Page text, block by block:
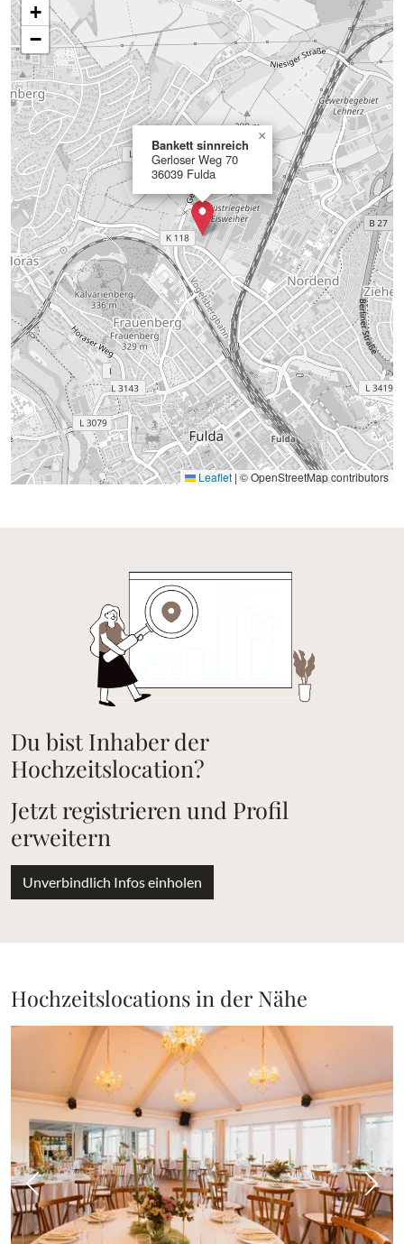
Bankett sinnreich
Gerloser Weg 70
36039 Fulda
×
+
−
Leaflet | © OpenStreetMap contributors
Du bist Inhaber der
Hochzeitslocation?
Jetzt registrieren und Profil
erweitern
Unverbindlich Infos einholen
Hochzeitslocations in der Nähe
Vorheriges Bild